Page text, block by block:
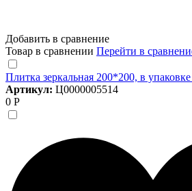
Добавить в сравнение
Товар в сравнении Перейти в
Плитка зеркальная 200*200, в
Артикул: Ц0000005514
0 Р